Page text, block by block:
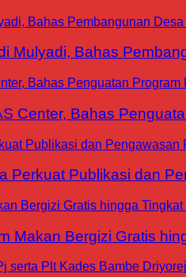
Mulyadi, Bahas
Center, Bahas
Perkuat Publikasi dan
Makan Bergizi Gratis